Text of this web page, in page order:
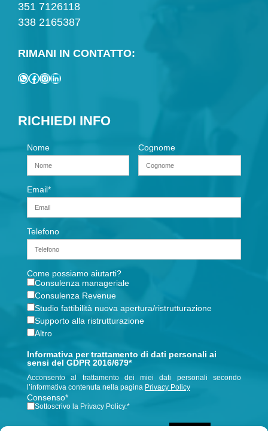
351 7126118
338 2165387
RIMANI IN CONTATTO:
WhatsApp Facebook InstagramLinkedIn
RICHIEDI INFO
Nome Cognome
Email*
Telefono
Come possiamo aiutarti?
Consulenza manageriale
Consulenza Revenue
Studio fattibilità nuova apertura/ristrutturazione
Supporto alla ristrutturazione
Altro
Informativa per trattamento di dati personali ai
sensi del GDPR 2016/679*
Acconsento al trattamento dei miei dati personali secondo
l’informativa contenuta nella pagina Privacy Policy
Consenso*
Sottoscrivo la Privacy Policy.*